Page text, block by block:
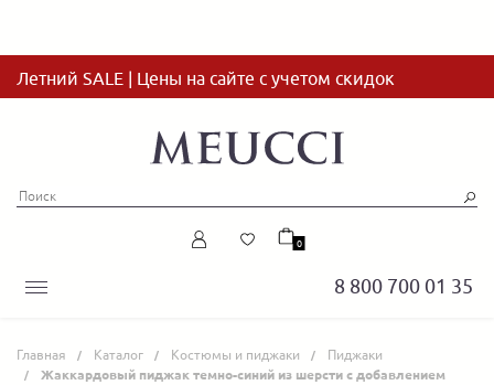
Летний SALE | Цены на сайте с учетом скидок
8 800 700 01 35
0
Главная Каталог Костюмы и пиджаки Пиджаки
Жаккардовый пиджак темно-синий из шерсти с добавлением